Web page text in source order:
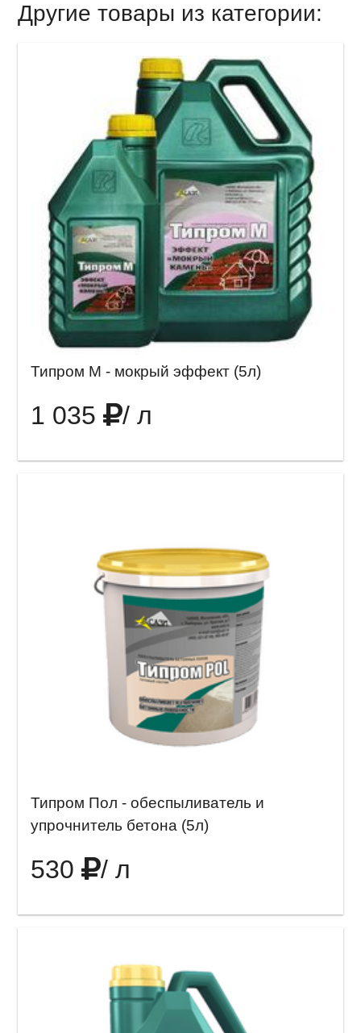
Другие товары из категории:
Типром М - мокрый эффект (5л)
1 035 / л
Типром Пол - обеспыливатель и
упрочнитель бетона (5л)
530 / л